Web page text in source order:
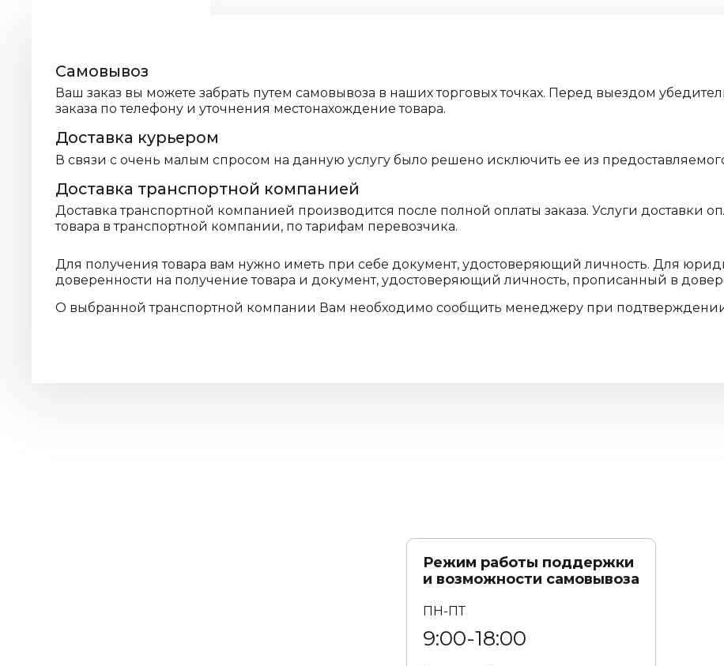
Самовывоз
Ваш заказ вы можете забрать путем самовывоза в наших торговых точках. Перед выездом
заказа по телефону и уточнения местонахождение товара.
Доставка курьером
В связи с очень малым спросом на данную услугу было решено исключить ее из
Доставка транспортной компанией
Доставка транспортной компанией производится после полной оплаты заказа. Услуги доставки
товара в транспортной компании, по тарифам перевозчика.
Для получения товара вам нужно иметь при себе документ, удостоверяющий личность. Для
доверенности на получение товара и документ, удостоверяющий личность, прописанный в
О выбранной транспортной компании Вам необходимо сообщить менеджеру при подтверждении
Режим работы поддержки
и возможности самовывоза
ПН-ПТ
9:00-18:00